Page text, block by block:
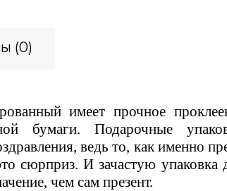
(0)
имеет прочное
бумаги. Подарочные
ведь то, как именно
сюрприз. И зачастую упаковка
чем сам презент.